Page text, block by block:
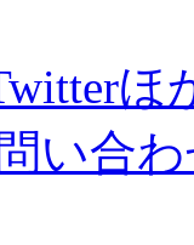
ほ
い合